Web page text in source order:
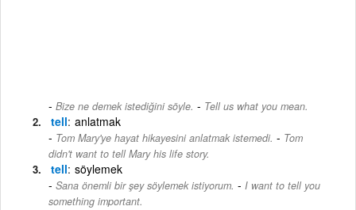
Bize ne demek istediğini söyle. - Tell us what you mean.
tell anlatmak
Tom Mary'ye hayat hikayesini anlatmak istemedi. - Tom
didn't want to tell Mary his life story.
tell söylemek
Sana önemli bir şey söylemek istiyorum. - I want to tell you
something important.